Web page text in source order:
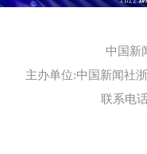
中国新
主办单位:中国新闻社
联系电